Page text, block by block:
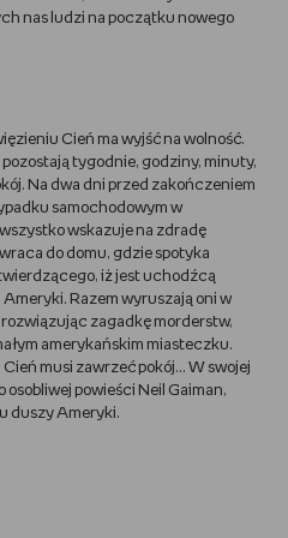
nas ludzi na początku nowego
Cień ma wyjść na wolność.
tygodnie, godziny, minuty,
Na dwa dni przed zakończeniem
samochodowym w
wskazuje na zdradę
do domu, gdzie spotyka
iż jest uchodźcą
Razem wyruszają oni w
zagadkę morderstw,
amerykańskim miasteczku.
musi zawrzeć pokój... W swojej
powieści Neil Gaiman,
duszy Ameryki.